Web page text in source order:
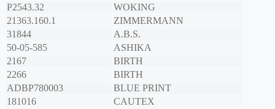
P2543.32
WOKING
21363.160.1
ZIMMERMANN
31844
A.B.S.
50-05-585
ASHIKA
2167
BIRTH
2266
BIRTH
ADBP780003
BLUE PRINT
181016
CAUTEX